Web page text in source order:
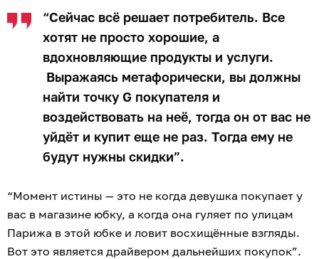
“Сейчас всё решает потребитель. Все
хотят не просто хорошие, а
вдохновляющие продукты и услуги.
Выражаясь метафорически, вы должны
найти точку G покупателя и
воздействовать на неё, тогда он от вас не
уйдёт и купит еще не раз. Тогда ему не
будут нужны скидки”.
“Момент истины — это не когда девушка покупает у
вас в магазине юбку, а когда она гуляет по улицам
Парижа в этой юбке и ловит восхищённые взгляды.
Вот это является драйвером дальнейших покупок”.